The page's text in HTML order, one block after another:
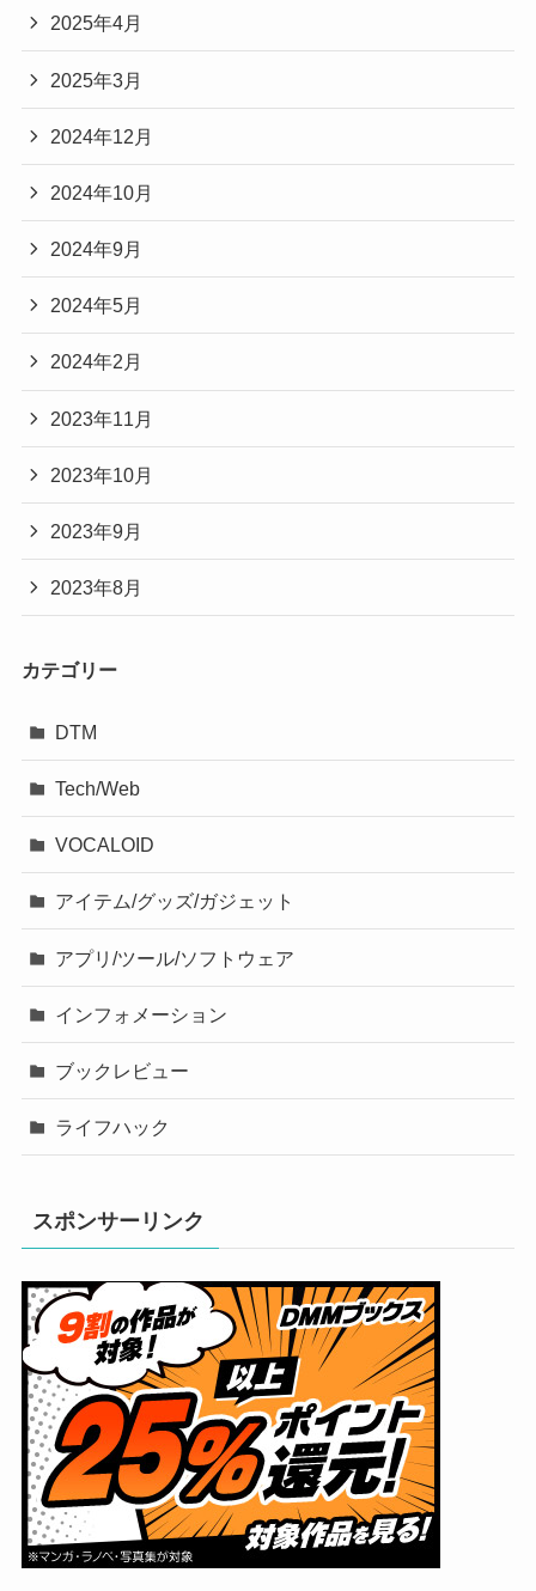
2025年4月
2025年3月
2024年12月
2024年10月
2024年9月
2024年5月
2024年2月
2023年11月
2023年10月
2023年9月
2023年8月
カテゴリー
DTM
Tech/Web
VOCALOID
アイテム/グッズ/ガジェット
アプリ/ツール/ソフトウェア
インフォメーション
ブックレビュー
ライフハック
スポンサーリンク